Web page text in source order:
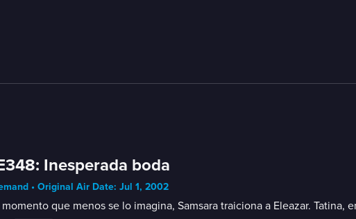
Inesperada boda
• Original Air Date: Jul 1, 2002
momento que menos se lo imagina, Samsara traiciona a Eleazar.